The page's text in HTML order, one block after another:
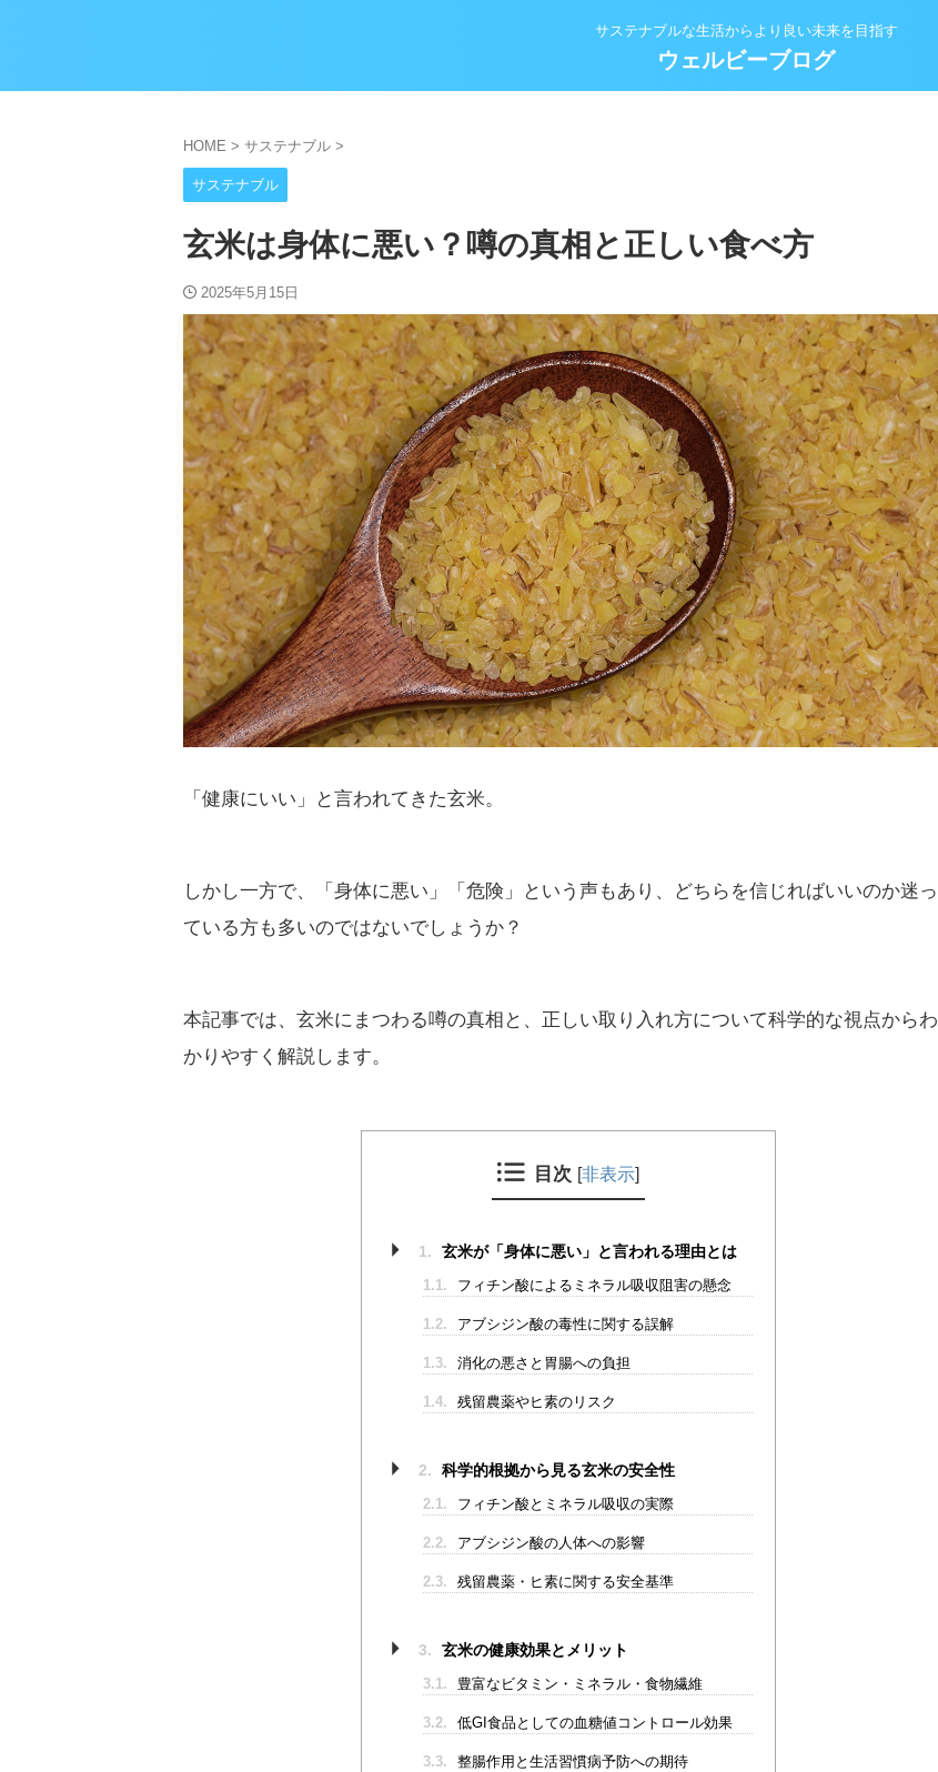
サステナブルな生活からより良い未来を目指す
ウェルビーブログ
HOME > サステナブル >
サステナブル
玄米は身体に悪い？噂の真相と正しい食べ方
2025年5月15日
「健康にいい」と言われてきた玄米。
しかし一方で、「身体に悪い」「危険」という声もあり、どちらを信じればいいのか迷っ
ている方も多いのではないでしょうか？
本記事では、玄米にまつわる噂の真相と、正しい取り入れ方について科学的な視点からわ
かりやすく解説します。
目次 [非表示]
1. 玄米が「身体に悪い」と言われる理由とは
1.1. フィチン酸によるミネラル吸収阻害の懸念
1.2. アブシジン酸の毒性に関する誤解
1.3. 消化の悪さと胃腸への負担
1.4. 残留農薬やヒ素のリスク
2. 科学的根拠から見る玄米の安全性
2.1. フィチン酸とミネラル吸収の実際
2.2. アブシジン酸の人体への影響
2.3. 残留農薬・ヒ素に関する安全基準
3. 玄米の健康効果とメリット
3.1. 豊富なビタミン・ミネラル・食物繊維
3.2. 低GI食品としての血糖値コントロール効果
3.3. 整腸作用と生活習慣病予防への期待